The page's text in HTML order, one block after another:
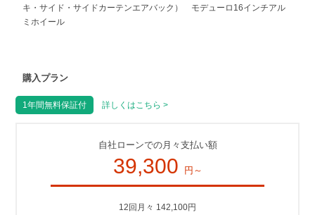
キ・サイド・サイドカーテンエアバック） モデューロ16インチアル
ミホイール
購入プラン
1年間無料保証付 詳しくはこちら >
自社ローンでの月々支払い額
39,300 円～
12回月々 142,100円